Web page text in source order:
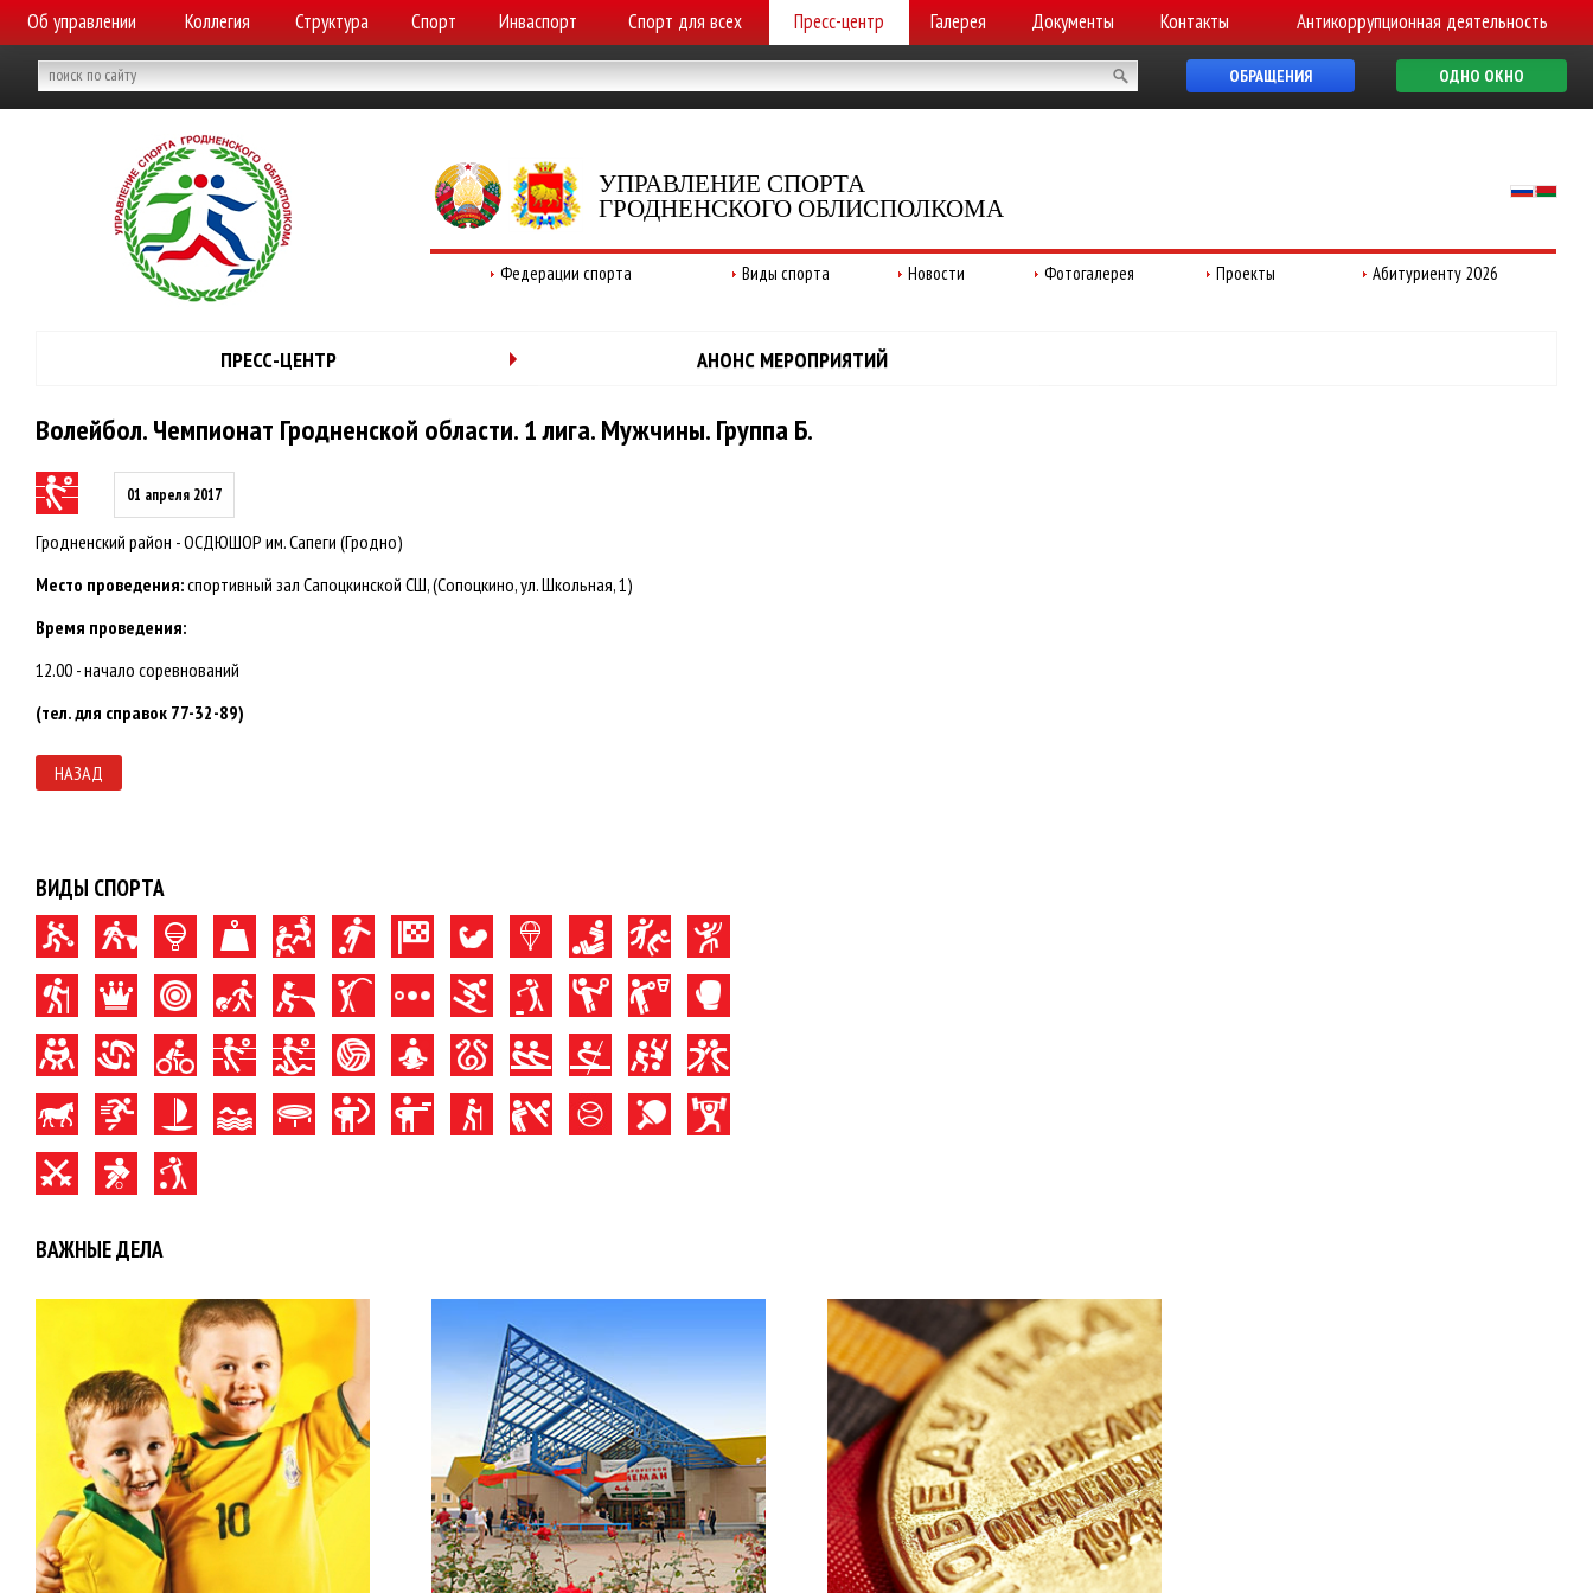
Об управлении Коллегия Структура Спорт Инваспорт Спорт для всех Пресс-центр Галерея Документы Контакты Антикоррупционная деятельность
ОБРАЩЕНИЯ ОДНО ОКНО
УПРАВЛЕНИЕ СПОРТА
ГРОДНЕНСКОГО ОБЛИСПОЛКОМА
Федерации спорта Виды спорта Новости Фотогалерея Проекты Абитуриенту 2026
ПРЕСС-ЦЕНТР АНОНС МЕРОПРИЯТИЙ
Волейбол. Чемпионат Гродненской области. 1 лига. Мужчины. Группа Б.
01 апреля 2017
Гродненский район - ОСДЮШОР им. Сапеги (Гродно)
Место проведения:спортивный зал Сапоцкинской СШ, (Сопоцкино, ул. Школьная, 1)
Время проведения:
12.00 - начало соревнований
(тел. для справок 77-32-89)
НАЗАД
ВИДЫ СПОРТА
ВАЖНЫЕ ДЕЛА